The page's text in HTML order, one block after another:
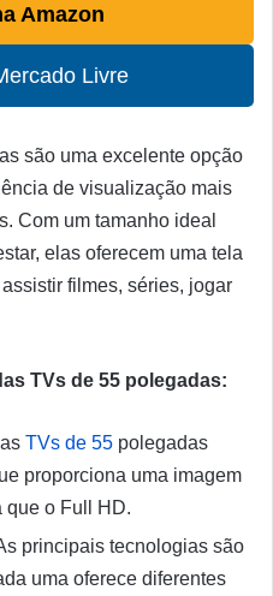
Amazon
Livre
são uma excelente opção
de visualização mais
Com um tamanho ideal
elas oferecem uma tela
filmes, séries, jogar
TVs de 55 polegadas:
TVs de 55 polegadas
proporciona uma imagem
que o Full HD.
principais tecnologias são
uma oferece diferentes